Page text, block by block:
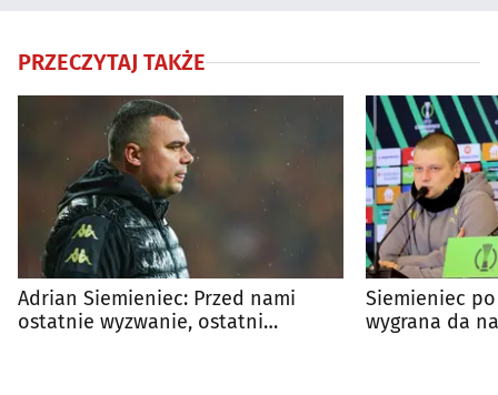
PRZECZYTAJ TAKŻE
Adrian Siemieniec: Przed nami
ostatnie wyzwanie, ostatni
Siemieniec po
wygrana da